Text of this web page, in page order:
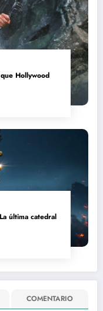
Hollywood
última catedral
COMENTARIO